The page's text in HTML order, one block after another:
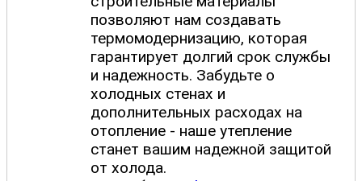
позволяют нам создавать
термомодернизацию, которая
гарантирует долгий срок службы
и надежность. Забудьте о
холодных стенах и
дополнительных расходах на
отопление - наше утепление
станет вашим надежной защитой
от холода.